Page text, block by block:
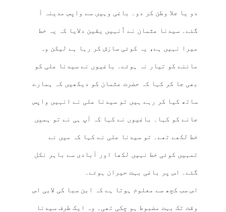
دو یا جلا وطن کر دو۔ باغی وہیں سے واپس مدینہ آ
گئے۔ سیدنا عثمان نے اُنہیں یقین دلایا کہ یہ خط
میرا نہیں ہے، یہ کوئی سازش کر رہا ہے لیکن وہ
ماننے کو تیار نہ ہوئے۔ باغیوں نے سیدنا علی کو
بھی جا کر کہا کہ حضرت عثمان کو دیکھیں کہ ہمارے
ساتھ کیا کر رہے ہیں تو سیدنا علی نے انہیں واپس
جانے کو کہا۔ باغیوں نے کہا کہ آپ ہی نے تو ہمیں
خط لکھے تھے۔ تو سیدنا علی نے کہا کہ میں نے
تمہیں کوئی خط نہیں لکھا اور آبادی سے باہر نکل
گئے۔ اس پر باغی بہت حیران ہوئے۔
اس سب کچھ سے معلوم ہوتا ہے کہ ابن سبا کی لابی اس
وقت تک بہت مضبوط ہو چکی تھی۔ وہ ایک طرف سیدنا